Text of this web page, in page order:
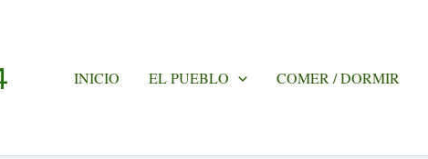
INICIO EL PUEBLO COMER / DORMIR